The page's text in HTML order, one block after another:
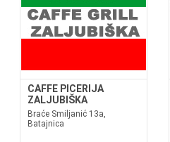
CAFFE PICERIJA
ZALJUBIŠKA
Braće Smiljanić 13a,
Batajnica